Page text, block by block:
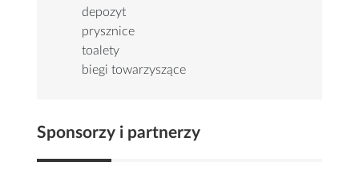
depozyt
prysznice
toalety
biegi towarzyszące
Sponsorzy i partnerzy